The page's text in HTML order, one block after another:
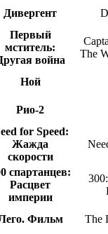
Дивергент
Первый
мститель:
война
The
Ной
Рио-2
for Speed:
Жажда
скорости
спартанцев:
Расцвет
империи
Фильм
The